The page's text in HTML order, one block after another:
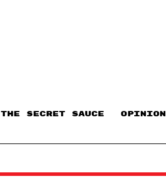
THE SECRET SAUCE​ OPINION